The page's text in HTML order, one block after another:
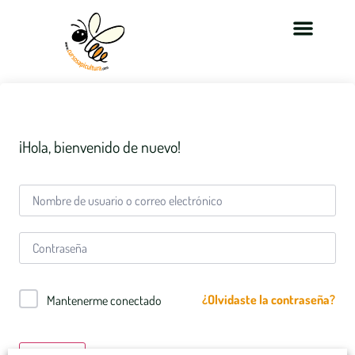
¡Hola, bienvenido de nuevo!
Mantenerme conectado ¿Olvidaste la contraseña?